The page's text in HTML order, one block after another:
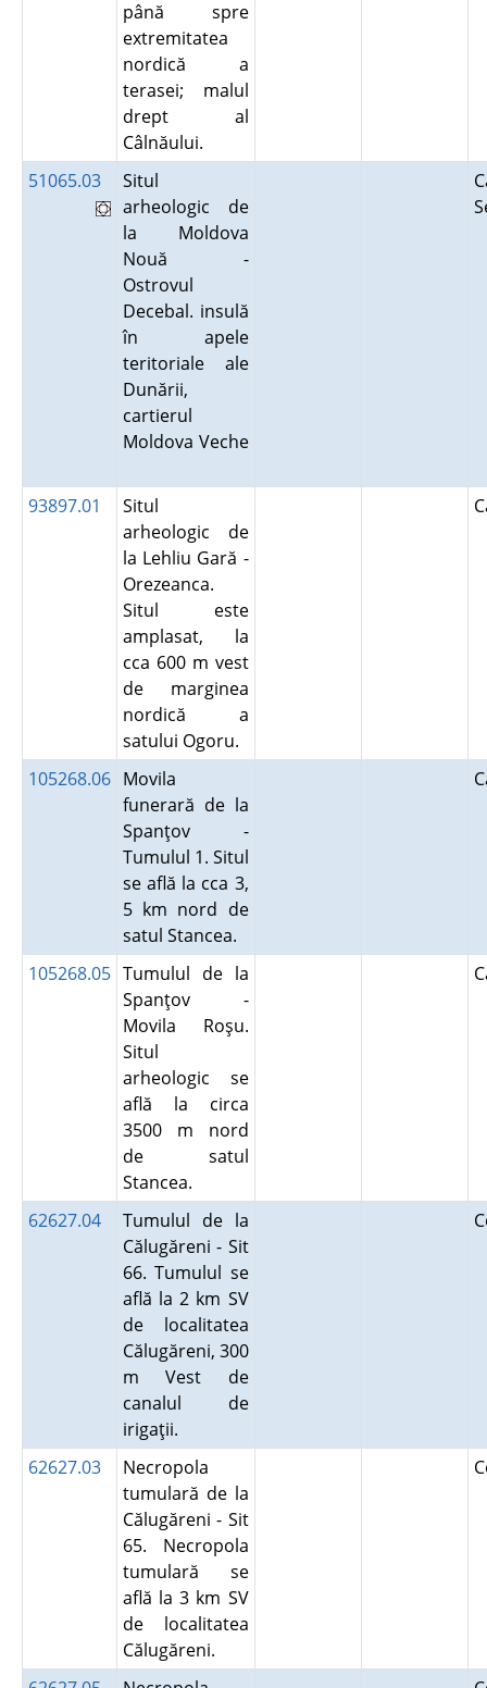
până spre
extremitatea
nordică a
terasei; malul
drept al
Câlnăului.
51065.03
Situl
arheologic de
la Moldova
Nouă -
Ostrovul
Decebal. insulă
în apele
teritoriale ale
Dunării,
cartierul
Moldova Veche
93897.01
Situl
arheologic de
la Lehliu Gară -
Orezeanca.
Situl este
amplasat, la
cca 600 m vest
de marginea
nordică a
satului Ogoru.
105268.06 Movila
funerară de la
Spanţov -
Tumulul 1. Situl
se află la cca 3,
5 km nord de
satul Stancea.
105268.05 Tumulul de la
Spanţov -
Movila Roşu.
Situl
arheologic se
află la circa
3500 m nord
de satul
Stancea.
62627.04
Tumulul de la
Călugăreni - Sit
66. Tumulul se
află la 2 km SV
de localitatea
Călugăreni, 300
m Vest de
canalul de
irigaţii.
62627.03
Necropola
tumulară de la
Călugăreni - Sit
65. Necropola
tumulară se
află la 3 km SV
de localitatea
Călugăreni.